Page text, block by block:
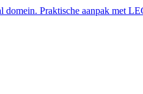
domein. Praktische aanpak met